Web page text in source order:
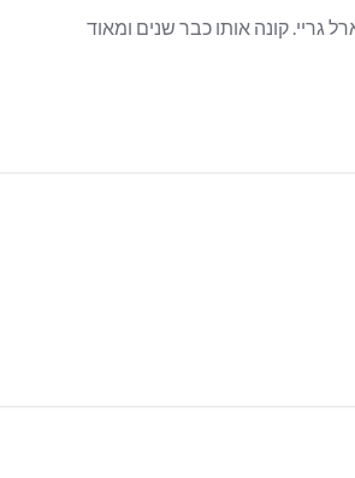
תה נהדר! גם ללא קפאין, גם בריא וגם ועם טעים אל ארל גריי. קונה אותו כבר שנים ומאוד